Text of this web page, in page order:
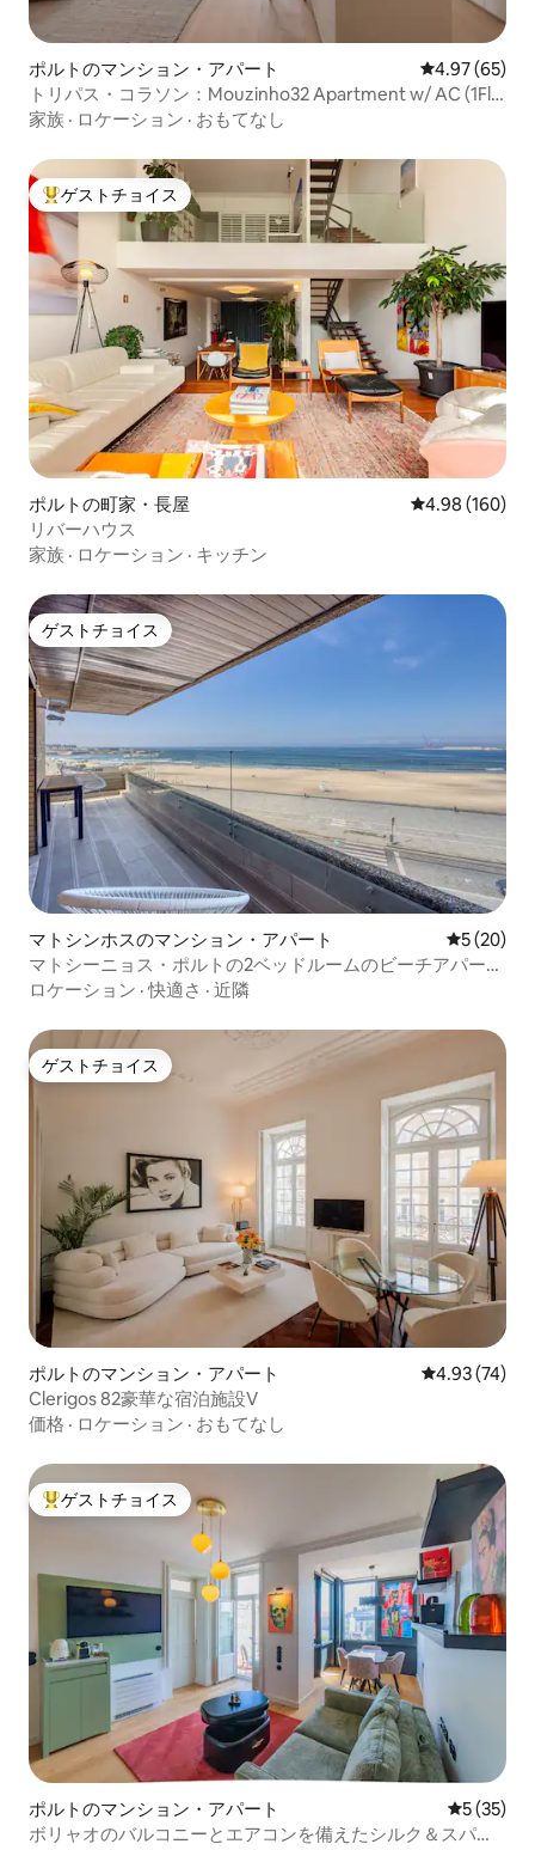
ポルトのマンション・アパート レビュー65
4.97 (65)
トリパス・コラソン：Mouzinho32 Apartment w/ AC (1Fl
E)
家族 · ロケーション · おもてなし
大好評のゲストチョイスです。
ゲストチョイス
ポルトの町家・長屋 レビュー160
4.98 (160)
リバーハウス
家族 · ロケーション · キッチン
ゲストチョイス
ゲストチョイス
マトシンホスのマンション・アパート レビュー
5 (20)
マトシーニョス・ポルトの2ベッドルームのビーチアパート
メント
ロケーション ·快適さ · 近隣
ゲストチョイス
ゲストチョイス
ポルトのマンション・アパート レビュー74
4.93 (74)
Clerigos 82豪華な宿泊施設V
価格 · ロケーション · おもてなし
大好評のゲストチョイスです。
ゲストチョイス
ポルトのマンション・アパート レビュー
5 (35)
ボリャオのバルコニーとエアコンを備えたシルク＆スパイ